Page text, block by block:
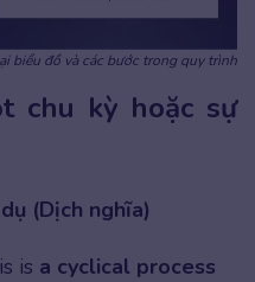
biểu đồ và các bước trong quy trình
chu kỳ hoặc sự
(Dịch nghĩa)
is a cyclical process